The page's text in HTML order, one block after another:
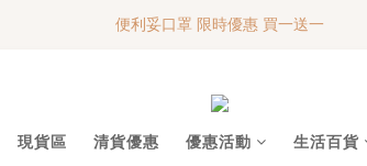
便利妥口罩 限時優惠 買一送一
便利妥口罩 限時優惠 買一送一
現貨區 清貨優惠 優惠活動 生活百貨